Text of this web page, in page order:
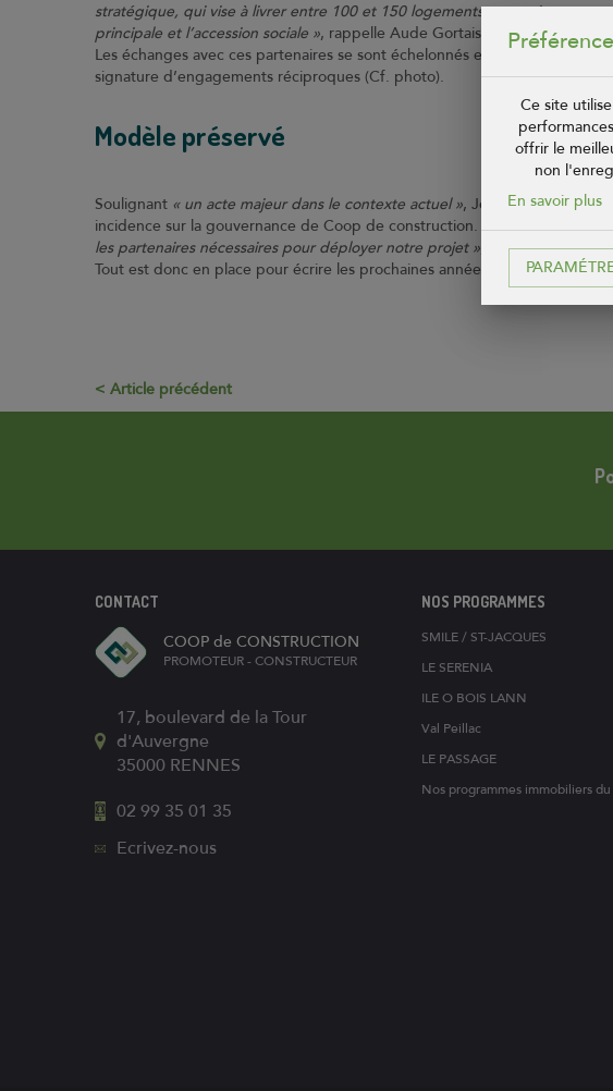
stratégique, qui vise à livrer entre 100 et 150 logements par an à moyen
principale et l’accession sociale », rappelle Aude Gortais, directrice
Les échanges avec ces partenaires se sont échelonnés entre fin 2025 à mi-
signature d’engagements réciproques (Cf. photo).
Modèle préservé
Soulignant « un acte majeur dans le contexte actuel », Jérôme Nicolas
incidence sur la gouvernance de Coop de construction.« Nous
les partenaires nécessaires pour déployer notre projet » , insiste le
Tout est donc en place pour écrire les prochaines années de Coop de
Article précédent
CONTACT
COOP de CONSTRUCTION
PROMOTEUR - CONSTRUCTEUR
17, boulevard de la Tour
d'Auvergne
35000 RENNES
02 99 35 01 35
Ecrivez-nous
NOS PROGRAMMES
SMILE / ST-JACQUES
LE SERENIA
ILE O BOIS LANN
Val Peillac
LE PASSAGE
Nos programmes immobiliers du
Ce site
offrir le
non
En savoir plus